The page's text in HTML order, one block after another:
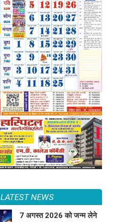
LATEST NEWS
7 अगस्त 2026 को जन्म लेने